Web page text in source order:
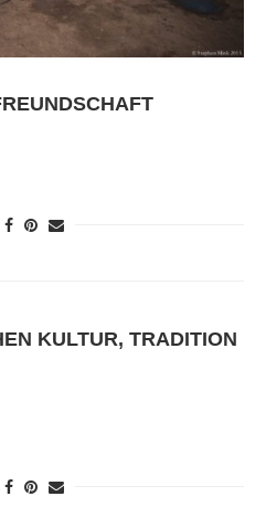
KULTUR, TRADITION